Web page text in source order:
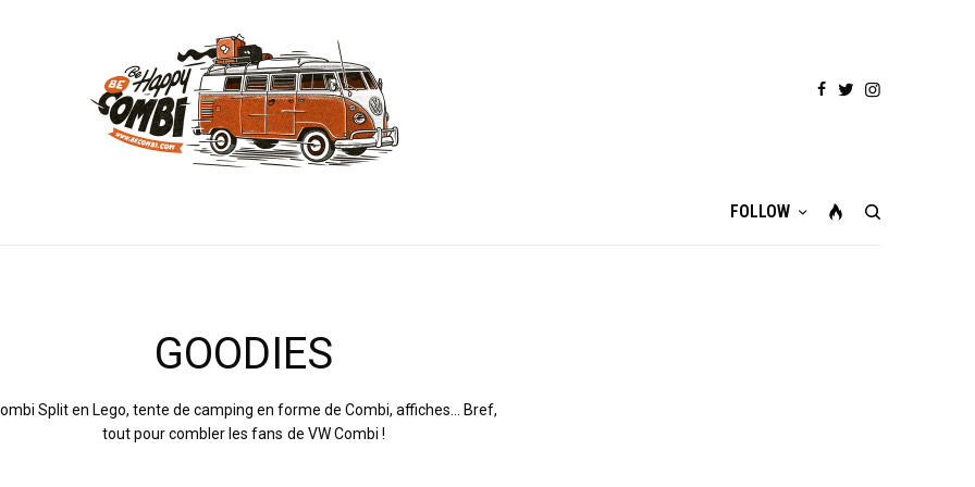
FOLLOW
GOODIES
Split en Lego, tente de camping en forme de Combi, affiches… Bref,
tout pour combler les fans de VW Combi !